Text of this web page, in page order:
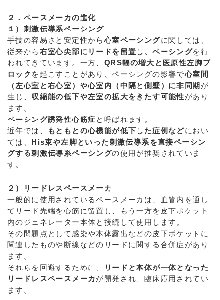
２．ペースメーカの進化
１）刺激伝導系ペーシング
手技の容易さと安定性から心室ペーシングに関しては、
従来から 右室心尖部にリードを留置し、ペーシングを行
われてきています。一方、 QRS幅の増大と医原性左脚ブ
ロック を起こすことがあり、ペーシングの影響で心室間
（左心室と右心室）や心室内（中隔と側壁）に非同期 が
生じ、 収縮能の低下や左室の拡大をきたす可能性があり
ます。
ペーシング誘発性心筋症と呼ばれます。
近年では、
もともとの心機能が低下した症例などにおい
ては、 His束や左脚といった刺激伝導系を直接ペーシン
グする刺激伝導系ペーシングの使用が推奨されていま
す。
２）リードレスペースメーカ
一般的に使用されているペースメーカは、血管内を通し
てリード先端を心筋に留置し、もう一方を皮下ポケット
内のジェネレーター本体と接続して使用します。
その問題点として感染や本体露出などの皮下ポケットに
関連したものや断線などのリードに関する合併症があり
ます。
それらを回避するために、
リードと本体が一体となった
リードレスペースメーカが開発され、臨床応用されてい
ます。